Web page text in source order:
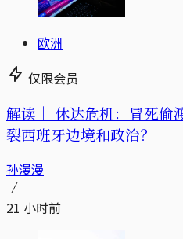
欧洲
仅限会员
解读｜ 休达危机：冒死偷
裂西班牙边境和政治？
孙漫漫
21 小时前